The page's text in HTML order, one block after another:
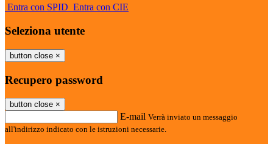
Entra con SPID Entra con CIE
Seleziona utente
button close ×
Recupero password
button close ×
E-mail Verrà inviato un messaggio
all'indirizzo indicato con le istruzioni necessarie.